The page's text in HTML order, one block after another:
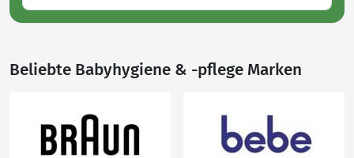
Beliebte Babyhygiene & -pflege Marken